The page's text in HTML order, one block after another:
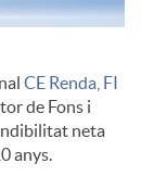
CE Renda, FI
de Fons i
neta
anys.